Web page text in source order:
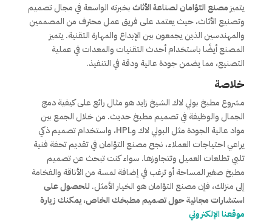
يتميز مصنع التؤامان لصناعة الأثاثبخبرته الواسعة في مجال تصميم
وتصنيع الأثاث، حيث يعتمد على فريق عمل محترف من المصممين
والمهندسين الذين يجمعون بين الإبداع والمهارة التقنية. يتميز
المصنع أيضًا باستخدام أحدث التقنيات والمعدات في عملية
التصنيع، مما يضمن جودة عالية ودقة في التنفيذ.
خلاصة
مشروع مطبخ بولي لاك الشيخ زايد هو مثال رائع على كيفية دمج
الجمال والوظيفة في تصميم مطبخ حديث. من خلال الجمع بين
مواد عالية الجودة مثل البولي لاك وHPL، واستخدام تصميم ذكي
يراعي احتياجات العملاء، نجح مصنع التؤامان في تقديم تحفة فنية
تلبي تطلعات العميل وتتجاوزها. سواء كنت تبحث عن تصميم
مطبخ صغير المساحة أو ترغب في إضافة لمسة من الأناقة والفخامة
إلى منزلك، فإن مصنع التؤامان هو الخيار الأمثل. للحصول على
استشارات مجانية حول تصميم مطبخك الخاص، يمكنك زيارة
موقعنا الإلكتروني